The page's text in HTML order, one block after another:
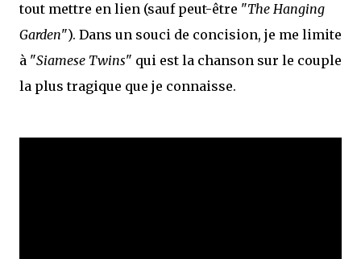
tout mettre en lien (sauf peut-être "The Hanging
Garden"). Dans un souci de concision, je me limite
à "Siamese Twins" qui est la chanson sur le couple
la plus tragique que je connaisse.